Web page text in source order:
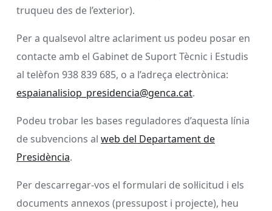
truqueu des de l’exterior).
Per a qualsevol altre aclariment us podeu posar en
contacte amb el Gabinet de Suport Tècnic i Estudis
al telèfon 938 839 685, o a l’adreça electrònica:
espaianalisiop_presidencia@genca.cat.
Podeu trobar les bases reguladores d’aquesta línia
de subvencions al web del Departament de
Presidència.
Per descarregar-vos el formulari de sol·licitud i els
documents annexos (pressupost i projecte), heu